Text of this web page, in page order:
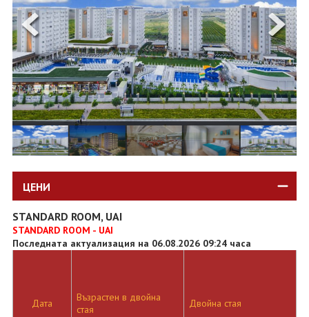
0700 144 34 Запитване
ПОСЛЕДВАЙТЕ НИ
ЦЕНИ
STANDARD ROOM, UAI
STANDARD ROOM - UAI
Последната актуализация на 06.08.2026 09:24 часа
Дата
Възрастен в двойна
стая
Двойна стая